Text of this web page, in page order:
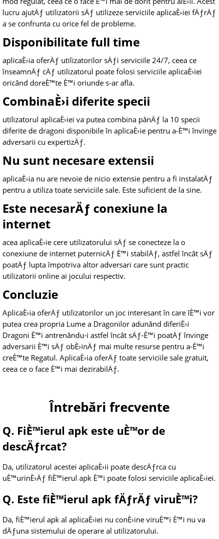
lucru ajutÄƒ utilizatorii sÄƒ utilizeze serviciile aplicaÈ›iei fÄƒrÄƒ
a se confrunta cu orice fel de probleme.
Disponibilitate full time
aplicaÈ›ia oferÄƒ utilizatorilor sÄƒi serviciile 24/7, ceea ce
înseamnÄƒ cÄƒ utilizatorul poate folosi serviciile aplicaÈ›iei
oricând doreÈ™te È™i oriunde s-ar afla.
CombinaÈ›i diferite specii
utilizatorul aplicaÈ›iei va putea combina pânÄƒ la 10 specii
diferite de dragoni disponibile în aplicaÈ›ie pentru a-È™i învinge
adversarii cu expertizÄƒ.
Nu sunt necesare extensii
aplicaÈ›ia nu are nevoie de nicio extensie pentru a fi instalatÄƒ
pentru a utiliza toate serviciile sale. Este suficient de la sine.
Este necesarÄƒ conexiune la
internet
acea aplicaÈ›ie cere utilizatorului sÄƒ se conecteze la o
conexiune de internet puternicÄƒ È™i stabilÄƒ, astfel încât sÄƒ
poatÄƒ lupta împotriva altor adversari care sunt practic
utilizatorii online ai jocului respectiv.
Concluzie
AplicaÈ›ia oferÄƒ utilizatorilor un joc interesant în care îÈ™i vor
putea crea propria Lume a Dragonilor adunând diferiÈ›i
Dragoni È™i antrenându-i astfel încât sÄƒ-È™i poatÄƒ învinge
adversarii È™i sÄƒ obÈ›inÄƒ mai multe resurse pentru a-È™i
creÈ™te Regatul. AplicaÈ›ia oferÄƒ toate serviciile sale gratuit,
ceea ce o face È™i mai dezirabilÄƒ.
Întrebări frecvente
Q. FiÈ™ierul apk este uÈ™or de
descÄƒrcat?
Da, utilizatorul acestei aplicaÈ›ii poate descÄƒrca cu
uÈ™urinÈ›Äƒ fiÈ™ierul apk È™i poate folosi serviciile aplicaÈ›iei.
Q. Este fiÈ™ierul apk fÄƒrÄƒ viruÈ™i?
Da, fiÈ™ierul apk al aplicaÈ›iei nu conÈ›ine viruÈ™i È™i nu va
dÄƒuna sistemului de operare al utilizatorului.